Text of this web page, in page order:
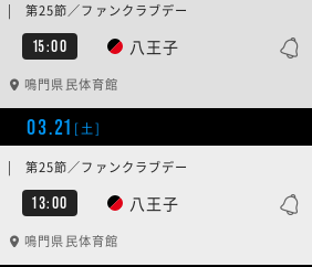
15:00 八王子
第25節／ファンクラブデー
鳴門県民体育館
03.21 [土]
13:00 八王子
第25節／ファンクラブデー
鳴門県民体育館